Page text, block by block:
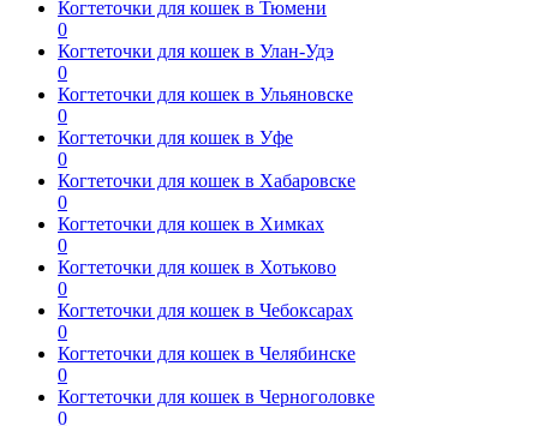
Когтеточки для кошек в Тюмени
0
Когтеточки для кошек в Улан-Удэ
0
Когтеточки для кошек в Ульяновске
0
Когтеточки для кошек в Уфе
0
Когтеточки для кошек в Хабаровске
0
Когтеточки для кошек в Химках
0
Когтеточки для кошек в Хотьково
0
Когтеточки для кошек в Чебоксарах
0
Когтеточки для кошек в Челябинске
0
Когтеточки для кошек в Черноголовке
0